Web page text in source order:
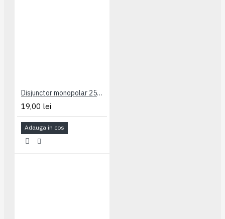
Disjunctor monopolar 25A Legrand
19,00 lei
Adauga in cos